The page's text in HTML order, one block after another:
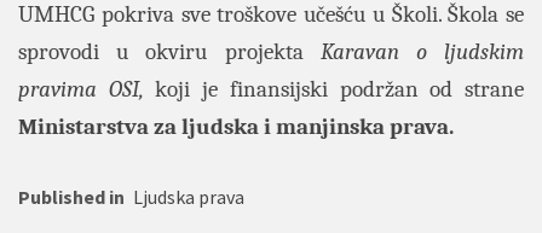
UMHCG pokriva sve troškove učešću u Školi. Škola se
sprovodi u okviru projekta Karavan o ljudskim
pravima OSI,koji je finansijski podržan od strane
Ministarstva za ljudska i manjinska prava.
Published in Ljudska prava